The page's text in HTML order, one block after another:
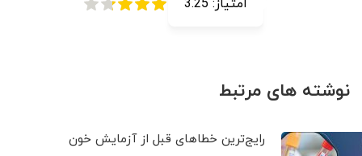
امتیاز: 3.25
نوشته های مرتبط
رایج‌ترین خطاهای قبل از آزمایش خون